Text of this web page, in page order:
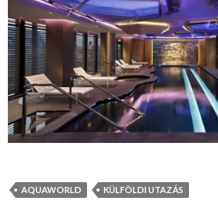
AQUAWORLD KÜLFÖLDI UTAZÁS